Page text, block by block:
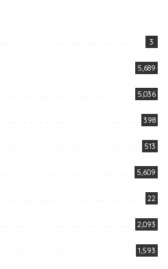
3
5,689
5,036
398
513
5,609
22
2,093
1,593